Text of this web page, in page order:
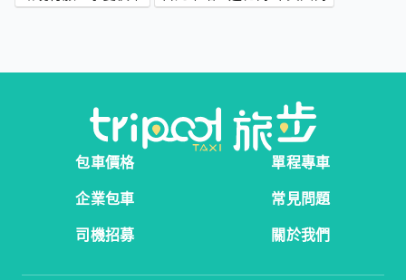
包車價格
單程專車
企業包車
常見問題
司機招募
關於我們